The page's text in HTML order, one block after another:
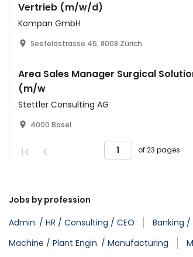
Vertrieb (m/w/d)
Kompan GmbH
Seefeldstrasse 45, 8008 Zürich
Area Sales Manager Surgical
(m/w
Stettler Consulting AG
4000 Basel
of 23 pages
Jobs by profession
Admin. / HR / Consulting / CEO
Banking
Machine / Plant Engin. / Manufacturing